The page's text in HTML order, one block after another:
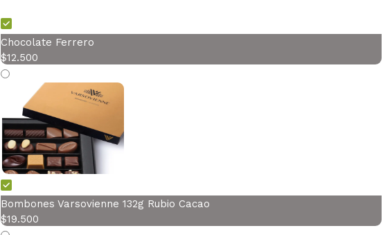
Chocolate Ferrero
$12.500
Bombones Varsovienne 132g Rubio Cacao
$19.500